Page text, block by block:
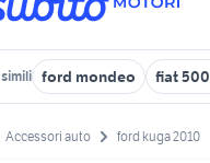
simili ford mondeo fiat
Accessori auto ford kuga 2010